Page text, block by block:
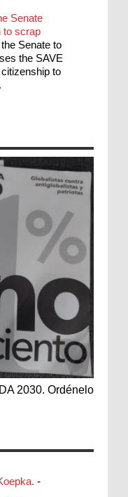
Senate
to scrap
Senate to
the SAVE
to
2030. Ordénelo
-